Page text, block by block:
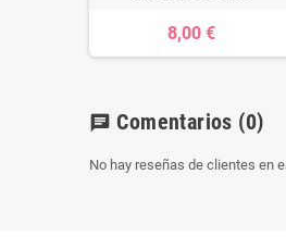
8,00 €
chat Comentarios (0)
No hay reseñas de clientes en